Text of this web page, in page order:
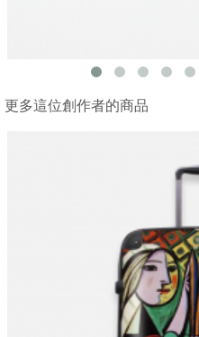
更多這位創作者的商品